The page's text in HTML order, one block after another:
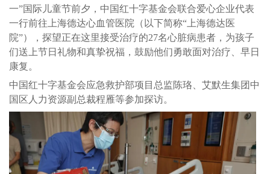
一”国际儿童节前夕，中国红十字基金会联合爱心企业代表
一行前往上海德达心血管医院（以下简称“上海德达医
院”），探望正在这里接受治疗的27名心脏病患者，为孩子
们送上节日礼物和真挚祝福，鼓励他们勇敢面对治疗、早日
康复。
中国红十字基金会应急救护部项目总监陈珞、艾默生集团中
国区人力资源副总裁程雁等参加探访。